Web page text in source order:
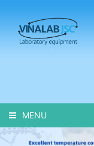
MENU